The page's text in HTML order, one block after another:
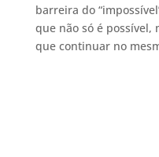
barreira do
que não só é
que continuar no